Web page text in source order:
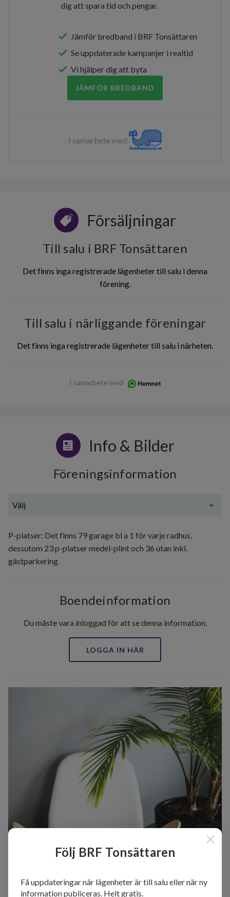
Följ BRF Tonsättaren
Få uppdateringar när lägenheter är till salu eller när ny
information publiceras. Helt gratis.
dig att spara tid och pengar.
Jämför bredband i BRF Tonsättaren
Se uppdaterade kampanjer i realtid
Vi hjälper dig att byta
JÄMFÖR BREDBAND
I samarbete med
Försäljningar
Till salu i BRF Tonsättaren
Det finns inga registrerade lägenheter till salu i denna
förening.
Till salu i närliggande föreningar
Det finns inga registrerade lägenheter till salu i närheten.
I samarbete med
Info & Bilder
Föreningsinformation
Välj
P-platser: Det finns 79 garage bl a 1 för varje radhus,
dessutom 23 p-platser medel-plint och 36 utan inkl.
gästparkering.
Boendeinformation
Du måste vara inloggad för att se denna information.
LOGGA IN HÄR